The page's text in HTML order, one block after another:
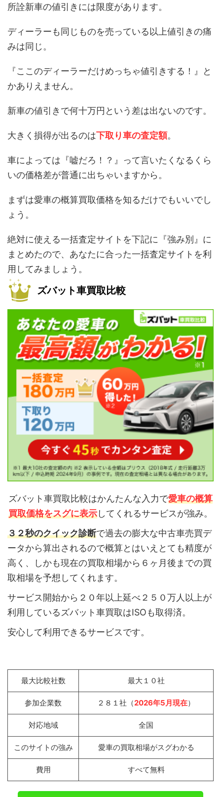
所詮新車の値引きには限度があります。
ディーラーも同じものを売っている以上値引きの痛
みは同じ。
『ここのディーラーだけめっちゃ値引きする！』と
かありえません。
新車の値引きで何十万円という差は出ないのです。
大きく損得が出るのは下取り車の査定額。
車によっては『嘘だろ！？』って言いたくなるくら
いの価格差が普通に出ちゃいますから。
まずは愛車の概算買取価格を知るだけでもいいでし
ょう。
絶対に使える一括査定サイトを下記に『強み別』に
まとめたので、あなたに合った一括査定サイトを利
用してみましょう。
ズバット車買取比較
ズバット車買取比較はかんたんな入力で愛車の概算
買取価格をスグに表示してくれるサービスが強み。
３２秒のクイック診断で過去の膨大な中古車売買デ
ータから算出されるので概算とはいえとても精度が
高く、しかも現在の買取相場から６ヶ月後までの買
取相場を予想してくれます。
サービス開始から２０年以上延べ２５０万人以上が
利用しているズバット車買取はISOも取得済。
安心して利用できるサービスです。
最大比較社数 最大１０社
参加企業数 ２８１社（2026年5月現在）
対応地域 全国
このサイトの強み 愛車の買取相場がスグわかる
費用 すべて無料